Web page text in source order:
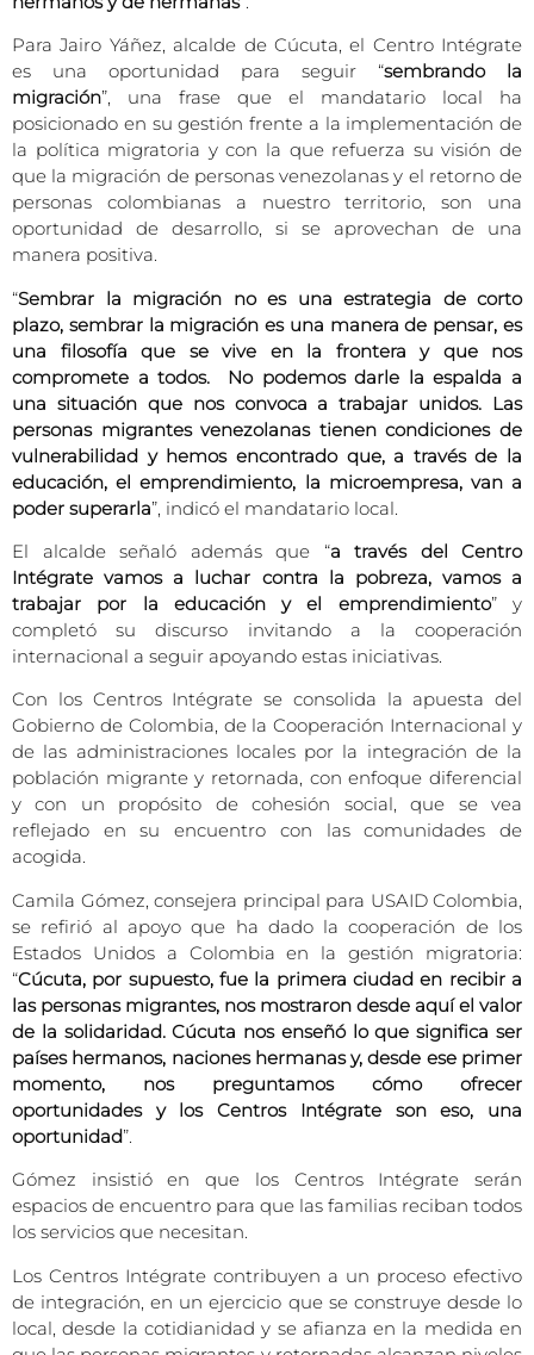
Para Jairo Yáñez, alcalde de Cúcuta, el Centro Intégrate
es una oportunidad para seguir “sembrando la
migración”, una frase que el mandatario local ha
posicionado en su gestión frente a la implementación de
la política migratoria y con la que refuerza su visión de
que la migración de personas venezolanas y el retorno de
personas colombianas a nuestro territorio, son una
oportunidad de desarrollo, si se aprovechan de una
manera positiva.
“Sembrar la migración no es una estrategia de corto
plazo, sembrar la migración es una manera de pensar, es
una filosofía que se vive en la frontera y que nos
compromete a todos. No podemos darle la espalda a
una situación que nos convoca a trabajar unidos. Las
personas migrantes venezolanas tienen condiciones de
vulnerabilidad y hemos encontrado que, a través de la
educación, el emprendimiento, la microempresa, van a
poder superarla”, indicó el mandatario local.
El alcalde señaló además que “a través del Centro
Intégrate vamos a luchar contra la pobreza, vamos a
trabajar por la educación y el emprendimiento” y
completó su discurso invitando a la cooperación
internacional a seguir apoyando estas iniciativas.
Con los Centros Intégrate se consolida la apuesta del
Gobierno de Colombia, de la Cooperación Internacional y
de las administraciones locales por la integración de la
población migrante y retornada, con enfoque diferencial
y con un propósito de cohesión social, que se vea
reflejado en su encuentro con las comunidades de
acogida.
Camila Gómez, consejera principal para USAID Colombia,
se refirió al apoyo que ha dado la cooperación de los
Estados Unidos a Colombia en la gestión migratoria:
“Cúcuta, por supuesto, fue la primera ciudad en recibir a
las personas migrantes, nos mostraron desde aquí el valor
de la solidaridad. Cúcuta nos enseñó lo que significa ser
países hermanos, naciones hermanas y, desde ese primer
momento, nos preguntamos cómo ofrecer
oportunidades y los Centros Intégrate son eso, una
oportunidad”.
Gómez insistió en que los Centros Intégrate serán
espacios de encuentro para que las familias reciban todos
los servicios que necesitan.
Los Centros Intégrate contribuyen a un proceso efectivo
de integración, en un ejercicio que se construye desde lo
local, desde la cotidianidad y se afianza en la medida en